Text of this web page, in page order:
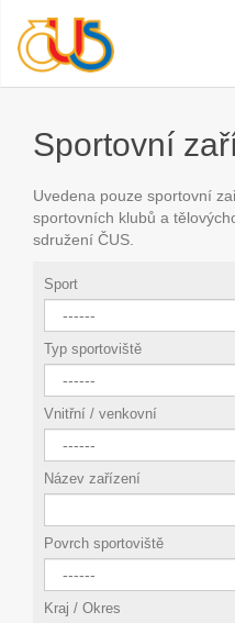
Sportovní
Uvedena pouze sportovní
sportovních klubů a
sdružení ČUS.
Sport
Typ sportoviště
Vnitřní / venkovní
Název zařízení
Povrch sportoviště
Kraj / Okres